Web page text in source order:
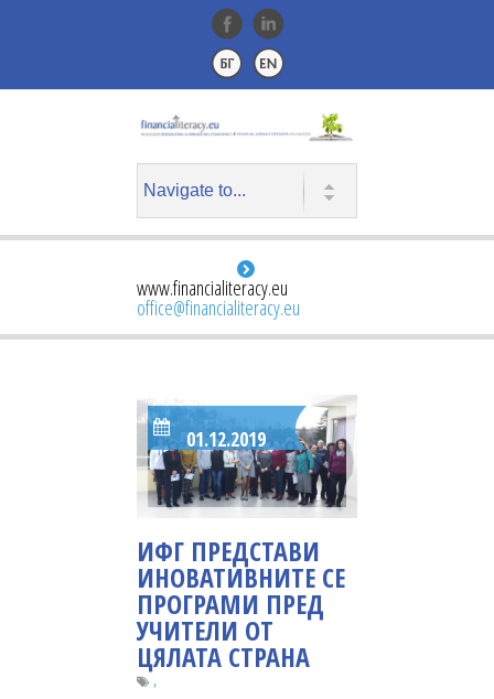
www.financialiteracy.eu
office@financialiteracy.eu
01.12.2019
ИФГ ПРЕДСТАВИ
ИНОВАТИВНИТЕ СЕ
ПРОГРАМИ ПРЕД
УЧИТЕЛИ ОТ
ЦЯЛАТА СТРАНА
,